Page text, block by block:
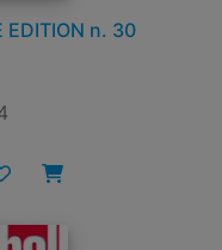
EDITION n. 30